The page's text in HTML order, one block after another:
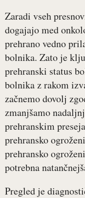
Zaradi vseh
dogajajo med
prehrano vedno
bolnika. Zato je
prehranski status
bolnika z rakom
začnemo dovolj
zmanjšamo
prehranskim
prehransko
prehransko
potrebna
Pregled je